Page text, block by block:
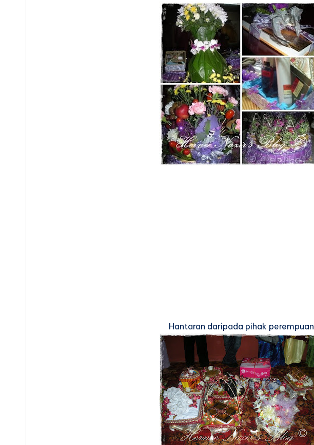
Hantaran daripada pihak perempuan